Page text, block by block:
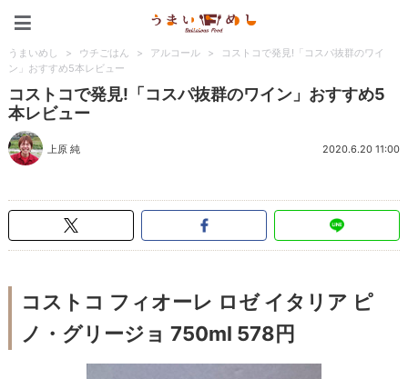
うまいめし > ウチごはん > アルコール >
コストコで発見!「コスパ抜群のワイ
ン」おすすめ5本レビュー
コストコで発見!「コスパ抜群のワイン」おすすめ5
本レビュー
上原 純 2020.6.20 11:00
コストコ フィオーレ ロゼ イタリア ピ
ノ・グリージョ 750ml 578円